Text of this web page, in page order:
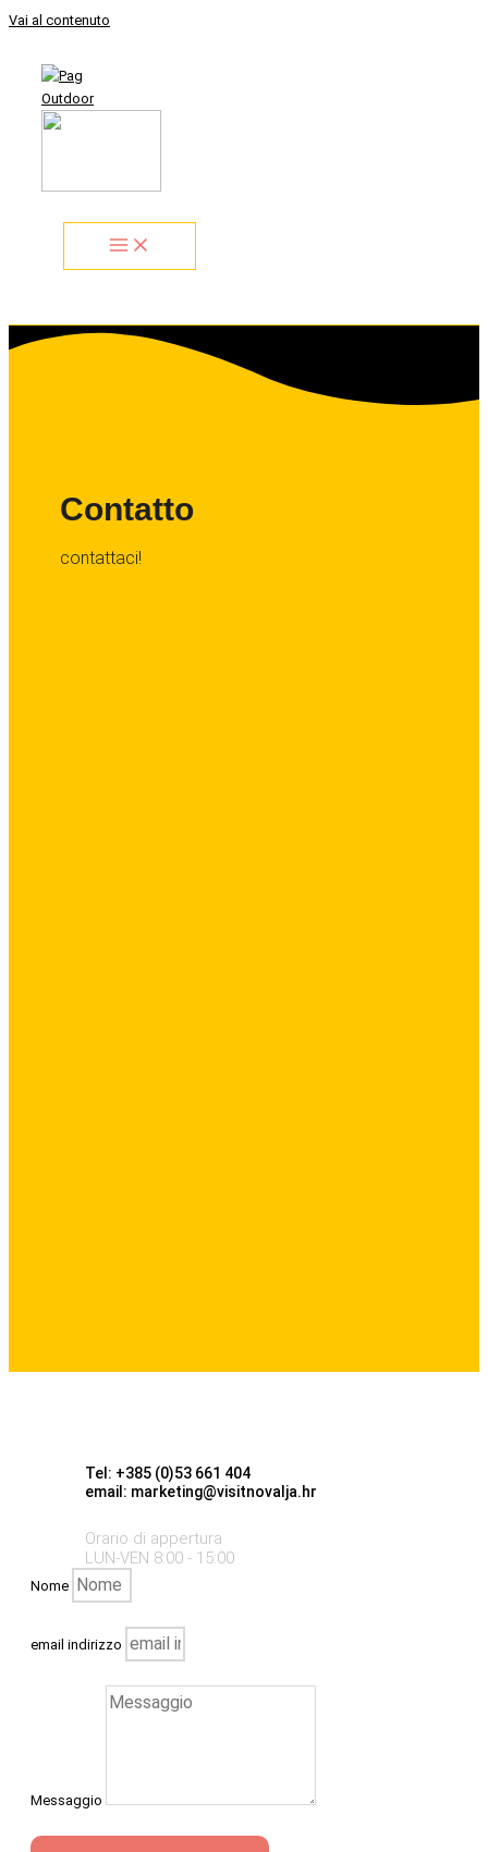
Vai al contenuto
Contatto
contattaci!
Tel: +385 (0)53 661 404
email: marketing@visitnovalja.hr
Orario di appertura
LUN-VEN 8:00 - 15:00
Nome
email indirizzo
Messaggio